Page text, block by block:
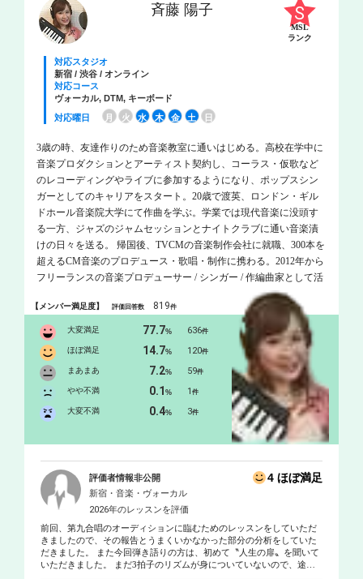
斉藤 陽子
MSL
ランク
対応スタジオ
新宿 / 渋谷 / オンライン
対応コース
ヴォーカル, DTM, キーボード
対応曜日
月 火 水 木 金 土 日
3歳の時、友達作りのため音楽教室に通いはじめる。高校在学中に
音楽プロダクションとアーティスト契約し、コーラス・仮歌など
のレコーディングやライブに参加するようになり、ポップスシン
ガーとしてのキャリアをスタート。20歳で渡英、ロンドン・ギル
ドホール音楽院大学にて作曲を学ぶ。学業では現代音楽に没頭す
る一方、ジャズのジャムセッションとナイトクラブに通い音楽漬
けの日々を送る。 帰国後、TVCMの音楽制作会社に就職、300本を
超えるCM音楽のプロデュース・歌唱・制作に携わる。2012年から
フリーランスの音楽プロデューサー / シンガー / 作編曲家として活
動を開始。 2013年にはNHK「みんなのうた」にて歌唱楽曲がオン
エア。世界的有名企業のCMソング、サウンドロゴなど数多くの
CM歌唱を手掛けており、まさに「声のプロ」。誰もがテレビで一
度は耳にしたことのある声の持ち主です！ 学生の頃から歌や作曲
を教えることが大好きで、プライベートレッスンにて多くの生徒
さんをお教えしてきました。 POPSはもちろん、ジャズ、クラシッ
クなどの多彩な要素を効率よくレッスンに組み込んでおります。
また、レコーディングディレクターとしても日々現場に立ってお
りますので、生徒さんひとりひとりに合った一番輝ける歌い方、
体の使い方、心の持ち方を引き出すことが何よりも得意です！生
ます！！ 「オンラインレッスンをご希望の会員様へ」 オンライン
レッスンについて https://www.dropbox.com/s/zw6dyvryr23gn4v/ DTM
使用ソフト：protools/Logic/Cubass/Sibelius/Finale
【メンバー満足度】評価回答数 819件
大変満足 77.7% 636件
ほぼ満足 14.7% 120件
まあまあ 7.2% 59件
やや不満 0.1% 1件
大変不満 0.4% 3件
評価者情報非公開 4 ほぼ満足
新宿・音楽・ヴォーカル
2026年のレッスンを評価
前回、第九合唱のオーディションに臨むためのレッスンをしていただ
きましたので、その報告とうまくいかなかった部分の分析をしていた
だきました。 また今回弾き語りの方は、初めて〝人生の扉〟を聞いて
いただきました。 まだ3拍子のリズムが身についていないので、途中